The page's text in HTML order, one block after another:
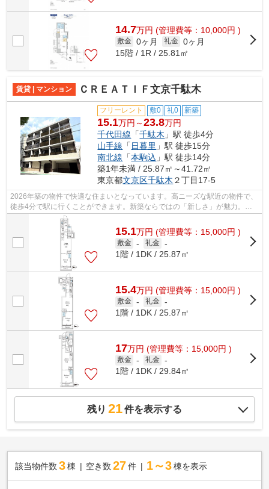
14.7万円 (管理費等：10,000円 )
敷金 0ヶ月 礼金 0ヶ月
15階 / 1R / 25.81㎡
賃貸 | マンション ＣＲＥＡＴＩＦ文京千駄木
フリーレント 敷0 礼0 新築
15.1万円～23.8万円
千代田線 「千駄木 」駅 徒歩4分
山手線 「 日暮里 」駅 徒歩15分
南北線 「本駒込 」駅 徒歩14分
築1年未満 / 25.87㎡～41.72㎡
東京都文京区千駄木 ２丁目17-5
2026年築の物件で快適な住まいとなっています。高ニーズな駅近の物件で、
徒歩4分で駅に行くことができます。新築ならではの「新しさ」が魅力。新
築マンションです。次の住まいを、文京...
15.1万円 (管理費等：15,000円 )
敷金 - 礼金 -
1階 / 1DK / 25.87㎡
15.4万円 (管理費等：15,000円 )
敷金 - 礼金 -
1階 / 1DK / 25.87㎡
17万円 (管理費等：15,000円 )
敷金 - 礼金 -
1階 / 1DK / 29.84㎡
残り 21件を表示する
該当物件数 3棟 空き数 27 件 1～3 棟を表示